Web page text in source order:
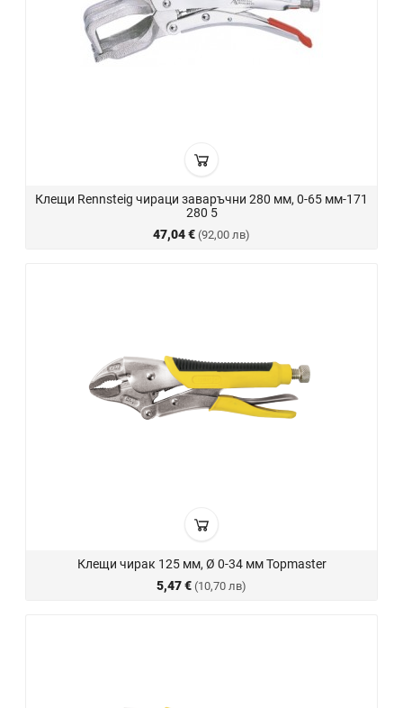
Клещи Rennsteig чираци заваръчни 280 мм, 0-65 мм-171
280 5
47,04 € (92,00 лв)
Клещи чирак 125 мм, Ø 0-34 мм Topmaster
5,47 € (10,70 лв)